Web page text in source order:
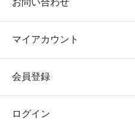
マイアカウント
会員登録
ログイン